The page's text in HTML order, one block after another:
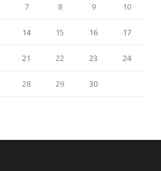
7 8 9 10
14 15 16 17
21 22 23 24
28 29
30